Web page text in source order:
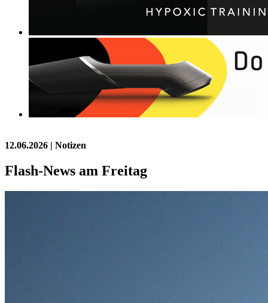
12.06.2026 | Notizen
Flash-News am Freitag